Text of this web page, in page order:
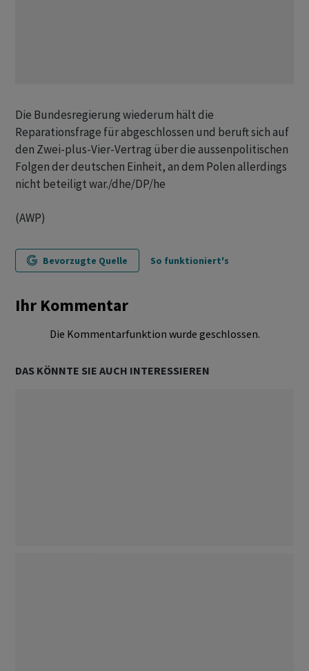
Die Bundesregierung wiederum hält die
Reparationsfrage für abgeschlossen und beruft sich auf
den Zwei-plus-Vier-Vertrag über die aussenpolitischen
Folgen der deutschen Einheit, an dem Polen allerdings
nicht beteiligt war./dhe/DP/he
(AWP)
Bevorzugte Quelle So funktioniert's
Ihr Kommentar
Die Kommentarfunktion wurde geschlossen.
DAS KÖNNTE SIE AUCH INTERESSIEREN